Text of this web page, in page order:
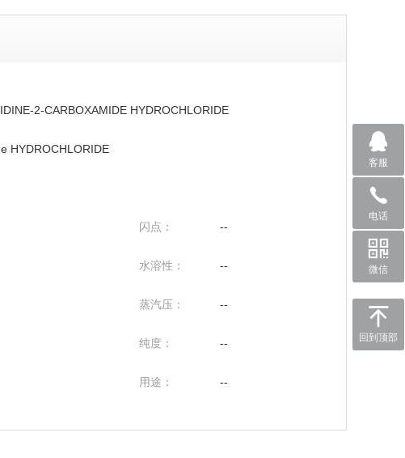
2-CARBOXAMIDE HYDROCHLORIDE
HYDROCHLORIDE
闪点： --
水溶性： --
蒸汽压： --
纯度： --
用途： --
客服
电话
微信
回到顶部